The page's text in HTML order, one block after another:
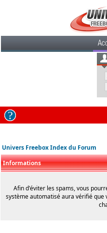
Univers Freebox Index du Forum
Informations
Afin d'éviter les spams, vous
système automatisé aura vérifié que